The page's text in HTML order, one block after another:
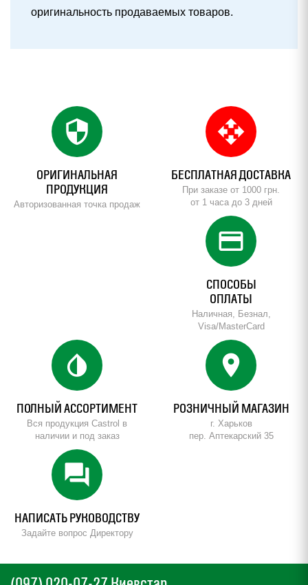
оригинальность продаваемых товаров.
security
ОРИГИНАЛЬНАЯ
ПРОДУКЦИЯ
Авторизованная точка продаж
open_with
БЕСПЛАТНАЯ ДОСТАВКА
При заказе от 1000 грн.
от 1 часа до 3 дней
credit_card
СПОСОБЫ
ОПЛАТЫ
Наличная, Безнал,
Visa/MasterCard
invert_colors
ПОЛНЫЙ АССОРТИМЕНТ
Вся продукция Castrol в
наличии и под заказ
location_on
РОЗНИЧНЫЙ МАГАЗИН
г. Харьков
пер. Аптекарский 35
forum
НАПИСАТЬ РУКОВОДСТВУ
Задайте вопрос Директору